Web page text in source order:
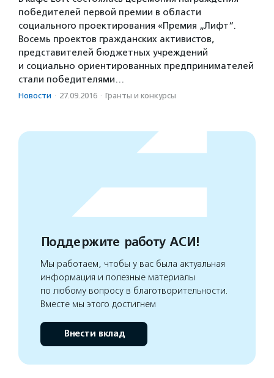
победителей первой премии в области
социального проектирования «Премия „Лифт“.
Восемь проектов гражданских активистов,
представителей бюджетных учреждений
и социально ориентированных предпринимателей
стали победителями…
Новости · 27.09.2016 · Гранты и конкурсы
Поддержите работу АСИ!
Мы работаем, чтобы у вас была актуальная
информация и полезные материалы
по любому вопросу в благотворительности.
Вместе мы этого достигнем
Внести вклад